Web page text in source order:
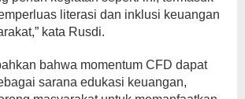
literasi dan inklusi keuangan
kata Rusdi.
bahwa momentum CFD dapat
sarana edukasi keuangan,